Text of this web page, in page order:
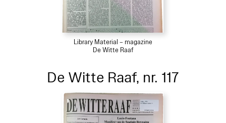
Library Material – magazine
De Witte Raaf
De Witte Raaf, nr. 117